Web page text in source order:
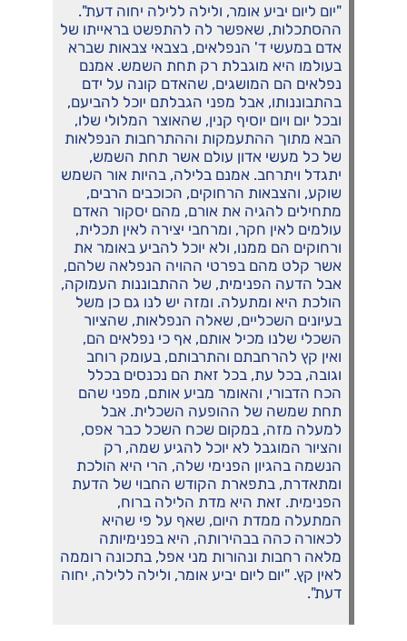
"יום ליום יביע אומר, ולילה ללילה יחוה דעת".
ההסתכלות, שאפשר לה להתפשט בראייתו של
אדם במעשי ד' הנפלאים, בצבאי צבאות שברא
בעולמו היא מוגבלת רק תחת השמש. אמנם
נפלאים הם המושגים, שהאדם קונה על ידם
בהתבוננותו, אבל מפני הגבלתם יוכל להביעם,
ובכל יום ויום יוסיף קנין, שהאוצר המלולי שלו,
הבא מתוך ההתעמקות וההתרחבות הנפלאות
של כל מעשי אדון עולם אשר תחת השמש,
יתגדל ויתרחב. אמנם בלילה, בהיות אור השמש
שוקע, והצבאות הרחוקים, הכוכבים הרבים,
מתחילים להגיה את אורם, מהם יסקור האדם
עולמים לאין חקר, ומרחבי יצירה לאין תכלית,
ורחוקים הם ממנו, ולא יוכל להביע באומר את
אשר קלט מהם בפרטי ההויה הנפלאה שלהם,
אבל הדעה הפנימית, של ההתבוננות העמוקה,
הולכת היא ומתעלה. ומזה יש לנו גם כן משל
בעיונים השכליים, שאלה הנפלאות, שהציור
השכלי שלנו מכיל אותם, אף כי נפלאים הם,
ואין קץ להרחבתם והתרבותם, בעומק רוחב
וגובה, בכל עת, בכל זאת הם נכנסים בכלל
הכח הדבורי, והאומר מביע אותם, מפני שהם
תחת שמשה של ההופעה השכלית. אבל
למעלה מזה, במקום שכח השכל כבר אפס,
והציור המוגבל לא יוכל להגיע שמה, רק
הנשמה בהגיון הפנימי שלה, הרי היא הולכת
ומתאדרת, בתפארת הקודש החבוי של הדעת
הפנימית. זאת היא מדת הלילה ברוח,
המתעלה ממדת היום, שאף על פי שהיא
לכאורה כהה בבהירותה, היא בפנימיותה
מלאה רחבות ונהורות מני אפל, בתכונה רוממה
לאין קץ. "יום ליום יביע אומר, ולילה ללילה, יחוה
דעת".